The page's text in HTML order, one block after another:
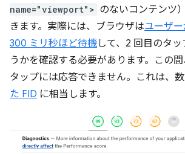
name="viewport"> のないコンテンツ
きます。実際には、ブラウザはユーザ
300 ミリ秒ほど待機して、2 回目のタ
うかを確認する必要があります。この
タップには応答できません。これは、
た FID に相当します。